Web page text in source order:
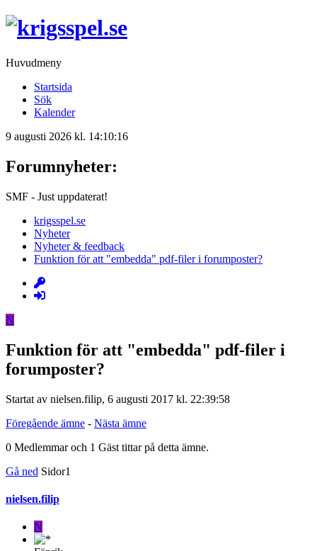
Huvudmeny
Startsida
Sök
Kalender
9 augusti 2026 kl. 14:10:16
Forumnyheter:
SMF - Just uppdaterat!
krigsspel.se
Nyheter
Nyheter & feedback
Funktion för att "embedda" pdf-filer i forumposter?
N
Funktion för att "embedda" pdf-filer i
forumposter?
Startat av nielsen.filip, 6 augusti 2017 kl. 22:39:58
Föregående ämne - Nästa ämne
0 Medlemmar och 1 Gäst tittar på detta ämne.
Gå ned Sidor1
nielsen.filip
N